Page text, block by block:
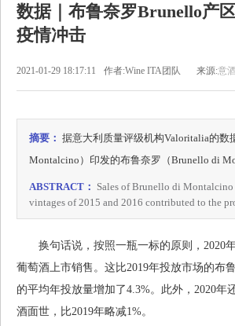
数据｜布鲁奈罗Brunello产
疫情冲击
2021-01-29 18:17:11 作者:Wine ITA团队 来源:意
摘要： 据意大利质量评级机构Valoritalia的数
Montalcino）印发的布鲁奈罗（Brunello di
ABSTRACT： Sales of Brunello di
vintages of 2015 and 2016 contributed to the
换句话说，按照一瓶一标的原则，2020年
葡萄酒上市销售。这比2019年投放市场的布
的平均年投放量增加了4.3%。此外，2020年
酒面世，比2019年略减1%。